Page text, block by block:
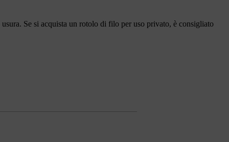
Se si acquista un rotolo di filo per uso privato, è consigliato